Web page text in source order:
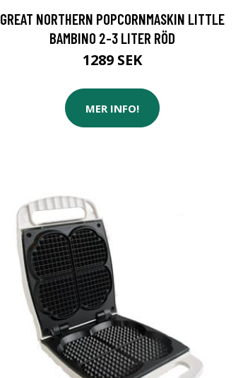
GREAT NORTHERN POPCORNMASKIN LITTLE
BAMBINO 2-3 LITER RÖD
1289 SEK
MER INFO!